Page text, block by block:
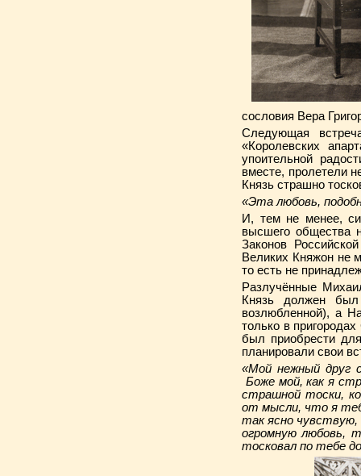
сословия Вера
Следующая
«Королевских
упоительной
вместе, пролетели
Князь страшно
«Эта любовь,
И, тем не менее,
высшего общества
Законов
Великих Княжон не
то есть не
Разлучённые
Князь должен
возлюбленной), а
только в
был приобрести
планировали свои
«Мой нежный друг
Боже мой, как я
страшной тоски,
от мысли, что я
так ясно
огромную любовь,
тосковал по тебе